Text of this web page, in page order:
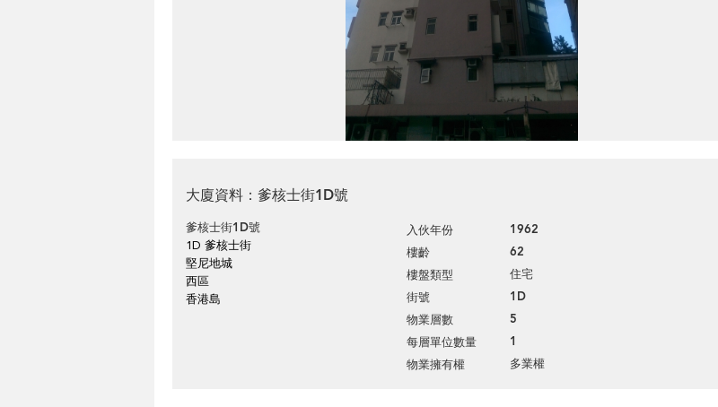
大廈資料：爹核士街1D號
爹核士街1D號
1D 爹核士街
堅尼地城
西區
香港島
入伙年份 1962
樓齡 62
樓盤類型 住宅
街號 1D
物業層數 5
每層單位數量 1
物業擁有權 多業權